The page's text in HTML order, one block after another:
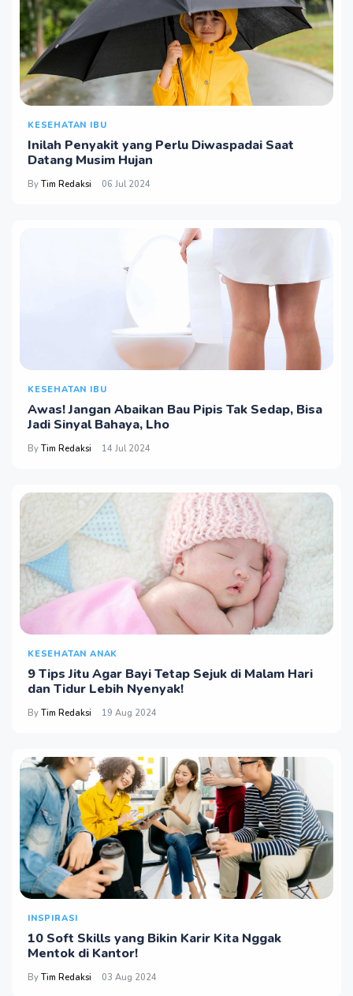
KESEHATAN IBU
Inilah Penyakit yang Perlu Diwaspadai Saat
Datang Musim Hujan
By Tim Redaksi 06 Jul 2024
KESEHATAN IBU
Awas! Jangan Abaikan Bau Pipis Tak Sedap, Bisa
Jadi Sinyal Bahaya, Lho
By Tim Redaksi 14 Jul 2024
KESEHATAN ANAK
9 Tips Jitu Agar Bayi Tetap Sejuk di Malam Hari
dan Tidur Lebih Nyenyak!
By Tim Redaksi 19 Aug 2024
INSPIRASI
10 Soft Skills yang Bikin Karir Kita Nggak
Mentok di Kantor!
By Tim Redaksi 03 Aug 2024